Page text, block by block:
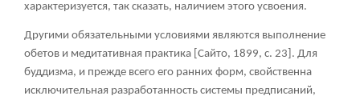
характеризуется, так сказать, наличием этого усвоения.
Другими обязательными условиями являются выполнение
обетов и медитативная практика [Сайто, 1899, с. 23]. Для
буддизма, и прежде всего его ранних форм, свойственна
исключительная разработанность системы предписаний,